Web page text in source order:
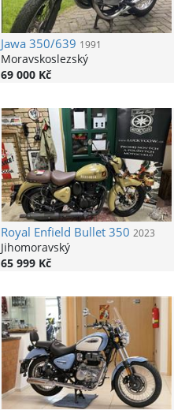
Jawa350/639 1991
Moravskoslezský
69 000 Kč
Royal Enfield Bullet 350 2023
Jihomoravský
65 999 Kč